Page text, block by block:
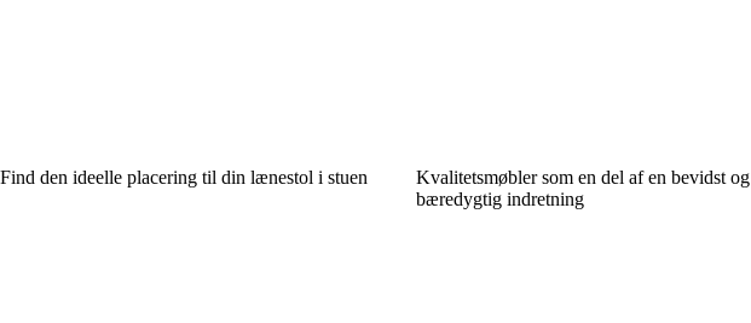
Find den ideelle placering til din lænestol i stuen
Kvalitetsmøbler som en del af en bevidst og
bæredygtig indretning